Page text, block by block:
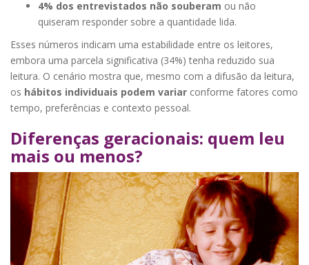
4% dos entrevistados não souberam ou não
quiseram responder sobre a quantidade lida.
Esses números indicam uma estabilidade entre os leitores,
embora uma parcela significativa (34%) tenha reduzido sua
leitura. O cenário mostra que, mesmo com a difusão da leitura,
os hábitos individuais podem variar conforme fatores como
tempo, preferências e contexto pessoal.
Diferenças geracionais: quem leu
mais ou menos?